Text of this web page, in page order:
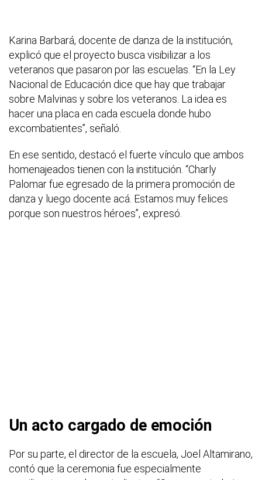
Karina Barbará, docente de danza de la institución,
explicó que el proyecto busca visibilizar a los
veteranos que pasaron por las escuelas. “En la Ley
Nacional de Educación dice que hay que trabajar
sobre Malvinas y sobre los veteranos. La idea es
hacer una placa en cada escuela donde hubo
excombatientes”, señaló.
En ese sentido, destacó el fuerte vínculo que ambos
homenajeados tienen con la institución. “Charly
Palomar fue egresado de la primera promoción de
danza y luego docente acá. Estamos muy felices
porque son nuestros héroes”, expresó.
Un acto cargado de emoción
Por su parte, el director de la escuela, Joel Altamirano,
contó que la ceremonia fue especialmente